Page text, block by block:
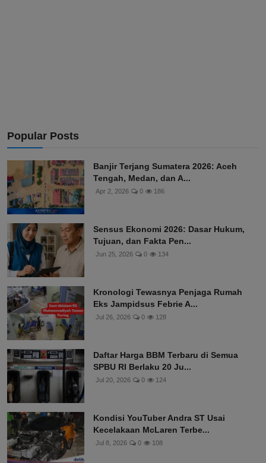
Popular Posts
Banjir Terjang Sumatera 2026: Aceh
Tengah, Medan, dan A...
Apr 2, 2026 0 186
Sensus Ekonomi 2026: Dasar Hukum,
Tujuan, dan Fakta Pen...
Jun 25, 2026 0 134
Kronologi Tewasnya Penjaga Rumah
Eks Jampidsus Febrie A...
Jul 26, 2026 0 128
Daftar Harga BBM Terbaru di Semua
SPBU RI Berlaku 20 Ju...
Jul 20, 2026 0 124
Kondisi YouTuber Andra ST Usai
Kecelakaan McLaren Terbe...
Jul 8, 2026 0 108